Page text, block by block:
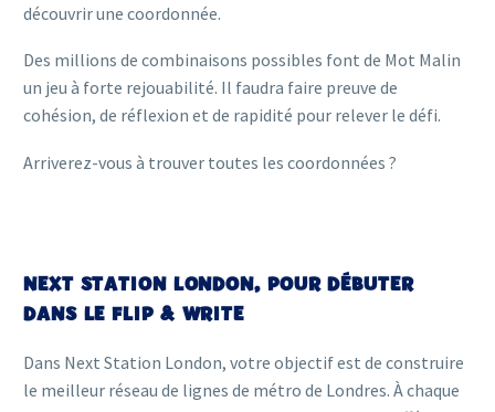
découvrir une coordonnée.
Des millions de combinaisons possibles font de Mot Malin
un jeu à forte rejouabilité. Il faudra faire preuve de
cohésion, de réflexion et de rapidité pour relever le défi.
Arriverez-vous à trouver toutes les coordonnées ?
NEXT STATION LONDON, POUR DÉBUTER
DANS LE FLIP & WRITE
Dans Next Station London, votre objectif est de construire
le meilleur réseau de lignes de métro de Londres. À chaque